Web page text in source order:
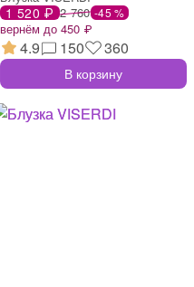
1 520 ₽ 2 760 -45 %
вернём до 450 ₽
4.9 150 360
В корзину